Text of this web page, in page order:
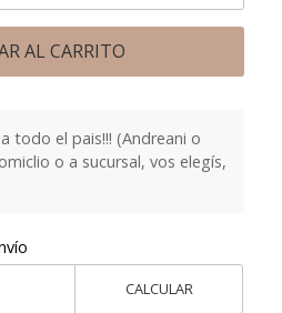
AL CARRITO
todo el pais!!! (Andreani o
o a sucursal, vos elegís,
CALCULAR